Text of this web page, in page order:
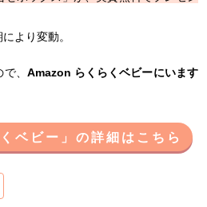
より変動。
、 Amazon らくらくベビーにいます
ベビー」の詳細はこちら